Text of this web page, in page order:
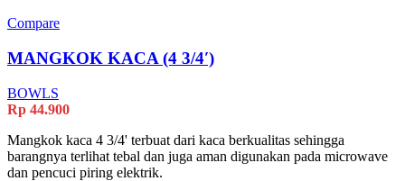
Compare
MANGKOK KACA (4 3/4′)
BOWLS
Rp 44.900
Mangkok kaca 4 3/4' terbuat dari kaca berkualitas sehingga
barangnya terlihat tebal dan juga aman digunakan pada microwave
dan pencuci piring elektrik.